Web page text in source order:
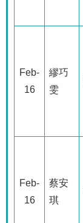
Feb-
16
繆巧
雯
Feb-
16
蔡安
琪